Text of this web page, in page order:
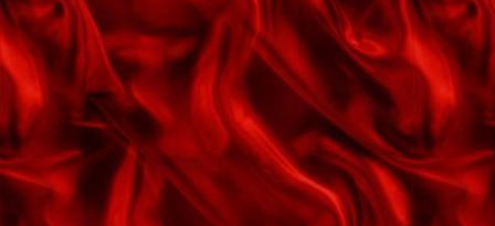
sommer
Er jeg et fjols i kærlighed
Et barn er født i Bethlehem
Et vinterhvidt vidunderland
Fløjt om kærlighed
Fup eller fakta